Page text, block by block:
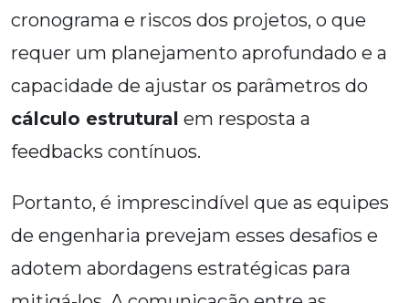
cronograma e riscos dos projetos, o que
requer um planejamento aprofundado e a
capacidade de ajustar os parâmetros do
cálculo estrutural em resposta a
feedbacks contínuos.
Portanto, é imprescindível que as equipes
de engenharia prevejam esses desafios e
adotem abordagens estratégicas para